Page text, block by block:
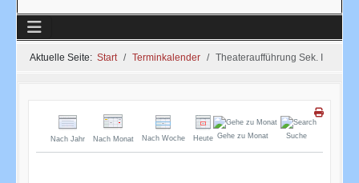
Aktuelle Seite: Start Terminkalender Theateraufführung Sek. I
Nach Jahr Nach Monat Nach Woche Heute Gehe zu Monat Suche